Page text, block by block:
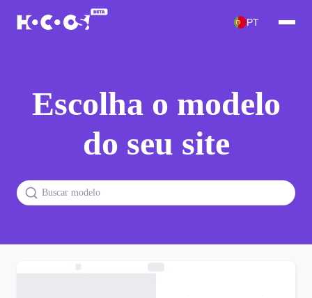
PT
Escolha o modelo
do seu site